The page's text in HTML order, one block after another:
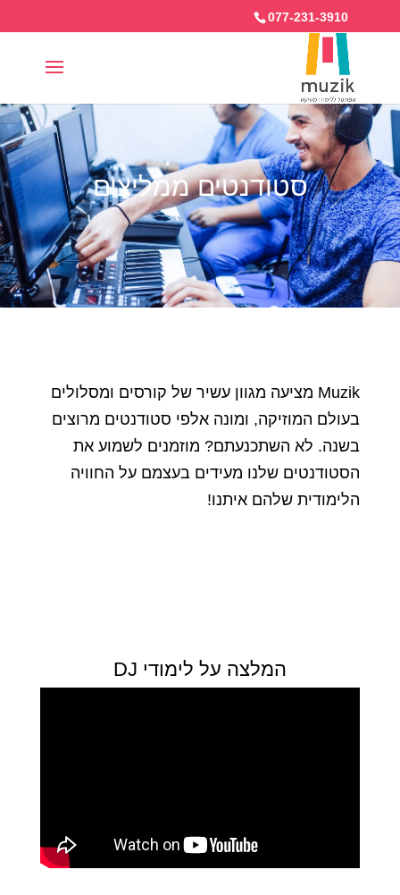
077-231-3910
סטודנטים ממליצים
Muzik מציעה מגוון עשיר של קורסים ומסלולים
בעולם המוזיקה, ומונה אלפי סטודנטים מרוצים
בשנה. לא השתכנעתם? מוזמנים לשמוע את
הסטודנטים שלנו מעידים בעצמם על החוויה
הלימודית שלהם איתנו!
המלצה על לימודי DJ